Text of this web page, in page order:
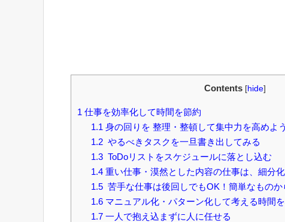
Contents [hide]
1 仕事を効率化して時間を節約
1.1 身の回りを 整理・整頓して集中力を高めよ
1.2やるべきタスクを一旦書き出してみる
1.3ToDoリストをスケジュールに落とし込む
1.4重い仕事・漠然とした内容の仕事は、細分
1.5苦手な仕事は後回しでもOK！簡単なものか
1.6マニュアル化・パターン化して考える時間
1.7一人で抱え込まずに人に任せる